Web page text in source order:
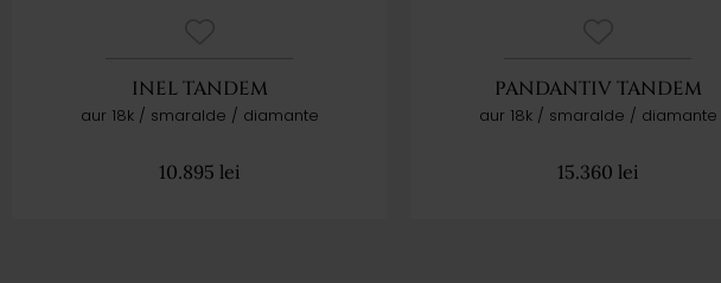
INEL TANDEM
aur 18k / smaralde / diamante
10.895 lei
PANDANTIV TANDEM
aur 18k / smaralde / diamante
15.360 lei